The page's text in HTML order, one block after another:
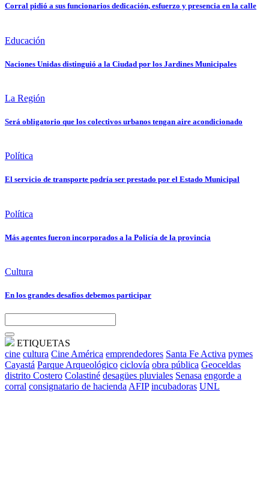
Corral pidió a sus funcionarios dedicación, esfuerzo y presencia en la calle
Educación
Naciones Unidas distinguió a la Ciudad por los Jardines Municipales
La Región
Será obligatorio que los colectivos urbanos tengan aire acondicionado
Política
El servicio de transporte podría ser prestado por el Estado Municipal
Política
Más agentes fueron incorporados a la Policía de la provincia
Cultura
En los grandes desafíos debemos participar
ETIQUETAS
cine cultura Cine América emprendedores Santa Fe Activa pymes
Cayastá Parque Arqueológico ciclovía obra pública Geoceldas
distrito Costero Colastiné desagües pluviales Senasa engorde a
corral consignatario de hacienda AFIP incubadoras UNL